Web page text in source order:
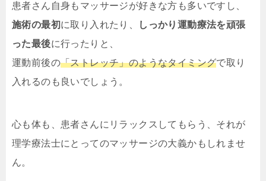
患者さん自身もマッサージが好きな方も多いですし、
施術の最初に取り入れたり、
しっかり運動療法を頑張
った最後に行ったりと、
運動前後の「ストレッチ」のようなタイミングで取り
入れるのも良いでしょう。
心も体も、患者さんにリラックスしてもらう、それが
理学療法士にとってのマッサージの大義かもしれませ
ん。